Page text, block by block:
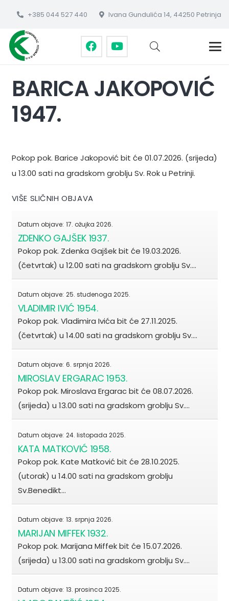
+385 044 527 440 Ivana Gundulića 14, 44250 Petrinja
BARICA JAKOPOVIĆ
1947.
Pokop pok. Barice Jakopović bit će 01.07.2026. (srijeda)
u 13.00 sati na gradskom groblju Sv. Rok u Petrinji.
VIŠE SLIČNIH OBJAVA
Datum objave: 17. ožujka 2026.
ZDENKO GAJŠEK 1937.
Pokop pok. Zdenka Gajšek bit će 19.03.2026.
(četvrtak) u 12.00 sati na gradskom groblju Sv.…
Datum objave: 25. studenoga 2025.
VLADIMIR IVIĆ 1954.
Pokop pok. Vladimira Ivića bit će 27.11.2025.
(četvrtak) u 14.00 sati na gradskom groblju Sv.…
Datum objave: 6. srpnja 2026.
MIROSLAV ERGARAC 1953.
Pokop pok. Miroslava Ergarac bit će 08.07.2026.
(srijeda) u 13.00 sati na gradskom groblju Sv.…
Datum objave: 24. listopada 2025.
KATA MATKOVIĆ 1958.
Pokop pok. Kate Matković bit će 28.10.2025.
(utorak) u 14.00 sati na gradskom groblju
Sv.Benedikt…
Datum objave: 13. srpnja 2026.
MARIJAN MIFFEK 1932.
Pokop pok. Marijana Miffek bit će 15.07.2026.
(srijeda) u 13.00 sati na gradskom groblju Sv.…
Datum objave: 13. prosinca 2025.